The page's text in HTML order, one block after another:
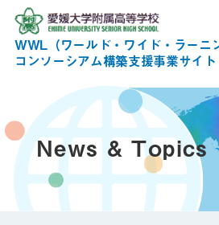
WWL（ワールド・ワイド・ラーニ
コンソーシアム構築支援事業サイト
News & Topics